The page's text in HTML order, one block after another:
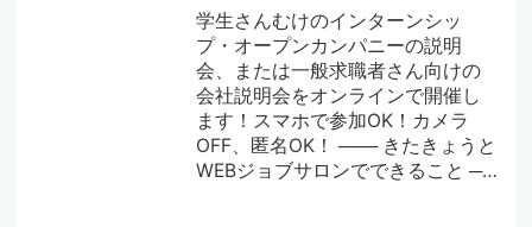
学生さんむけのインターンシッ
プ・オープンカンパニーの説明
会、または一般求職者さん向けの
会社説明会をオンラインで開催し
ます！スマホで参加OK！カメラ
OFF、匿名OK！ ─── きたきょうと
WEBジョブサロンでできること ─…